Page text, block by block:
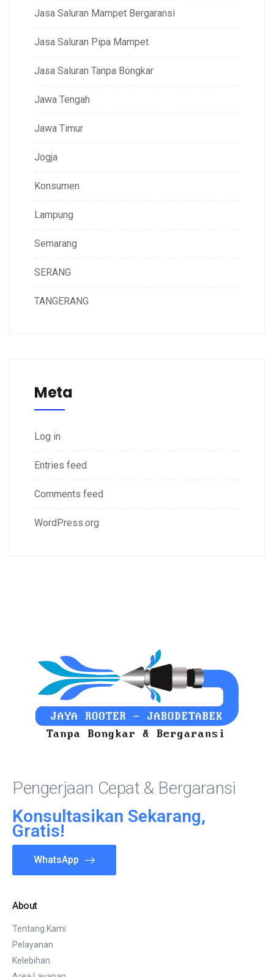
Jasa Saluran Mampet Bergaransi
Jasa Saluran Pipa Mampet
Jasa Saluran Tanpa Bongkar
Jawa Tengah
Jawa Timur
Jogja
Konsumen
Lampung
Semarang
SERANG
TANGERANG
Meta
Log in
Entries feed
Comments feed
WordPress.org
Pengerjaan Cepat & Bergaransi
Konsultasikan Sekarang,
Gratis!
WhatsApp
About
Tentang Kami
Pelayanan
Kelebihan